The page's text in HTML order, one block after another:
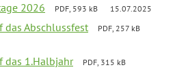
2026 PDF, 593 kB 15.07.2025
das Abschlussfest
PDF, 257 kB
das 1.Halbjahr
PDF, 315 kB